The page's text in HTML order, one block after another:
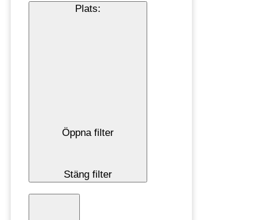
Plats:
Öppna filter
Stäng filter